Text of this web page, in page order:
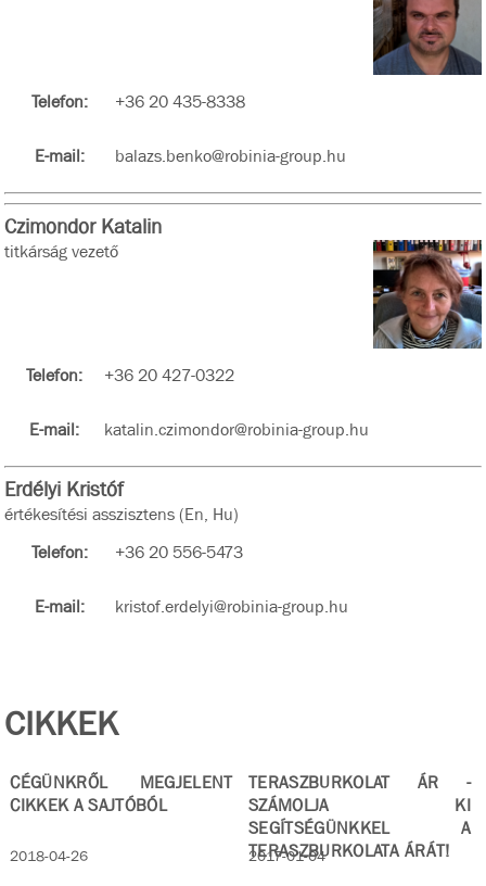
Telefon: +36 20 435-8338
E-mail: balazs.benko@robinia-group.hu
Czimondor Katalin
titkárság vezető
Telefon: +36 20 427-0322
E-mail: katalin.czimondor@robinia-group.hu
Erdélyi Kristóf
értékesítési asszisztens (En, Hu)
Telefon:
+36 20 556-5473
E-mail: kristof.erdelyi@robinia-group.hu
CIKKEK
CÉGÜNKRŐL MEGJELENT
CIKKEK A SAJTÓBÓL
2018-04-26
TERASZBURKOLAT ÁR -
SZÁMOLJA KI
SEGÍTSÉGÜNKKEL A
TERASZBURKOLATA ÁRÁT!
2017-01-04